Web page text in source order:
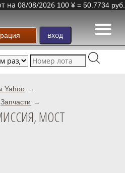
на 08/08/2026 100 ¥ = 50.7734 руб.
Yahoo
Запчасти
МОСТ